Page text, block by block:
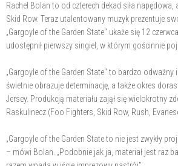
Rachel Bolan to od czterech dekad siła
Skid Row. Teraz utalentowany muzyk prezentuje
„Gargoyle of the Garden State" ukaże się 12
udostępnił pierwszy singiel, w którym gościnnie
„Gargoyle of the Garden State" to bardzo
świetnie obrazuje determinację, a także okres
Jersey. Produkcją materiału zajął się wielokrotny
Raskulinecz (Foo Fighters, Skid Row, Rush,
„Gargoyle of the Garden State to nie jest zwykły
– mówi Bolan. „Podobnie jak ja, materiał jest raz